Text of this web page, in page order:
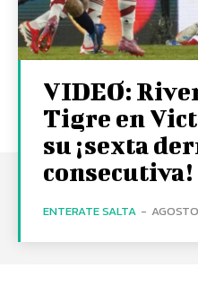
VIDEO:
Tigre en
su ¡sexta
consecutiva!
ENTERATE SALTA -